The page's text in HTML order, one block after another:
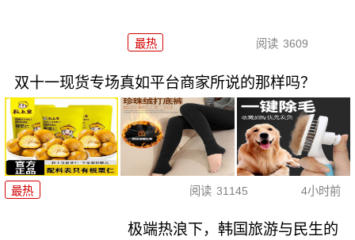
最热 阅读 3609
双十一现货专场真如平台商家所说的那样吗？
最热 阅读 31145 4小时前
极端热浪下，韩国旅游与民生的